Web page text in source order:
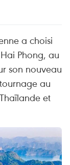
a choisi
Phong, au
son nouveau
au
et